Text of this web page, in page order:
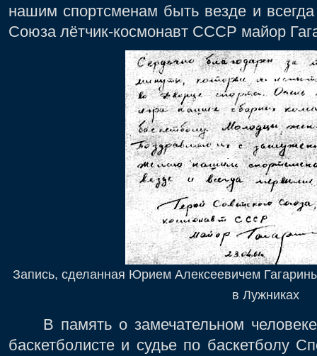
нашим спортсменам быть везде и
Союза лётчик-космонавт СССР майор
Запись, сделанная Юрием Алексеевичем
в Лужниках
В память о замечательном
баскетболисте и судье по баскетболу